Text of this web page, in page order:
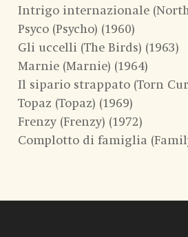
Intrigo internazionale (North
Psyco (Psycho) (1960)
Gli uccelli (The Birds) (1963)
Marnie (Marnie) (1964)
Il sipario strappato (Torn
Topaz (Topaz) (1969)
Frenzy (Frenzy) (1972)
Complotto di famiglia